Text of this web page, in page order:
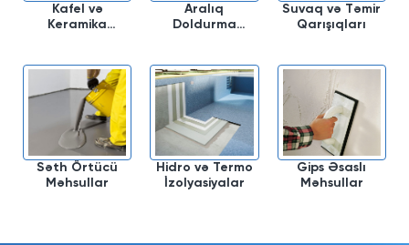
Kafel və
Keramika
Aralıq
Doldurma
Suvaq və Təmir
Qarışıqları
Səth Örtücü
Məhsullar
Hidro və Termo
İzolyasiyalar
Gips Əsaslı
Məhsullar